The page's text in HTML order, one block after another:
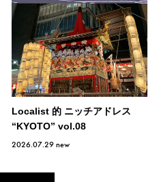
Localist 的 ニッチアドレス
“KYOTO” vol.08
2026.07.29new